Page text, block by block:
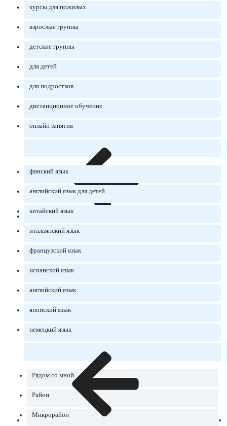
курсы для пожилых
взрослые группы
детские группы
для детей
для подростков
дистанционное обучение
онлайн занятия
финский язык
английский язык для детей
китайский язык
итальянский язык
французский язык
испанский язык
английский язык
японский язык
немецкий язык
Рядом со мной
Район
Микрорайон